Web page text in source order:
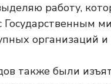
работу,
Государственным
организаций
также были